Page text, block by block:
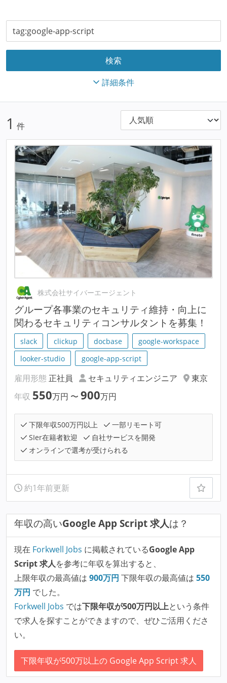
詳細条件
1 件
株式会社サイバーエージェント
グループ各事業のセキュリティ維持・向上に
関わるセキュリティコンサルタントを募集！
slack clickup docbase
google-workspace
looker-studio
google-app-script
雇用形態 正社員 セキュリティエンジニア
東京
年収 550万円 〜 900万円
下限年収500万円以上
一部リモート可
SIer在籍者歓迎
自社サービスを開発
オンラインで選考が受けられる
約1年前更新
年収の高いGoogle App Script 求人は？
現在 Forkwell Jobs に掲載されているGoogle App
Script 求人を参考に年収を算出すると、
上限年収の最高値は 900万円 下限年収の最高値は 550
万円 でした。
Forkwell Jobs では下限年収が500万円以上という条件
で求人を探すことができますので、ぜひご活用くださ
い。
下限年収が500万以上の Google App Script 求人